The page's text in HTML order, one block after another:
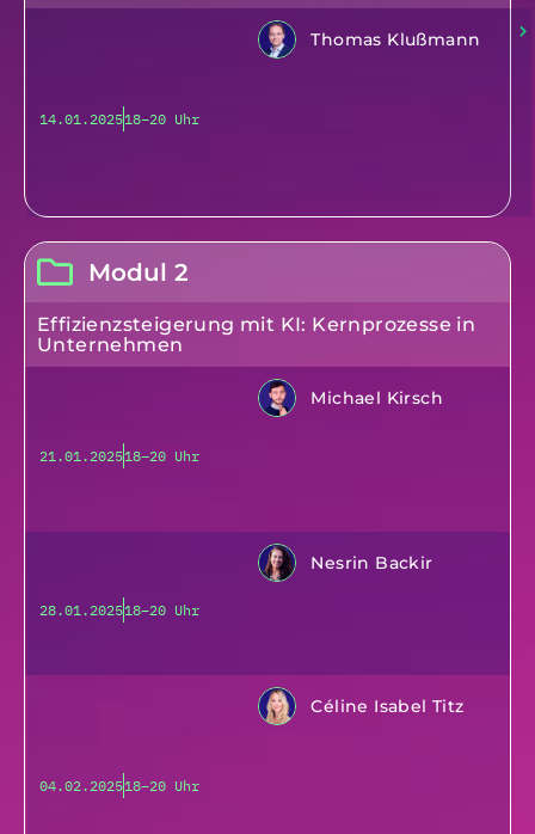
14.01.202518–20 Uhr
Thomas Klußmann
Modul 2
Effizienzsteigerung mit KI: Kernprozesse in
Unternehmen
21.01.202518–20 Uhr
Michael Kirsch
28.01.202518–20 Uhr
Nesrin Backir
04.02.202518–20 Uhr
Céline Isabel Titz